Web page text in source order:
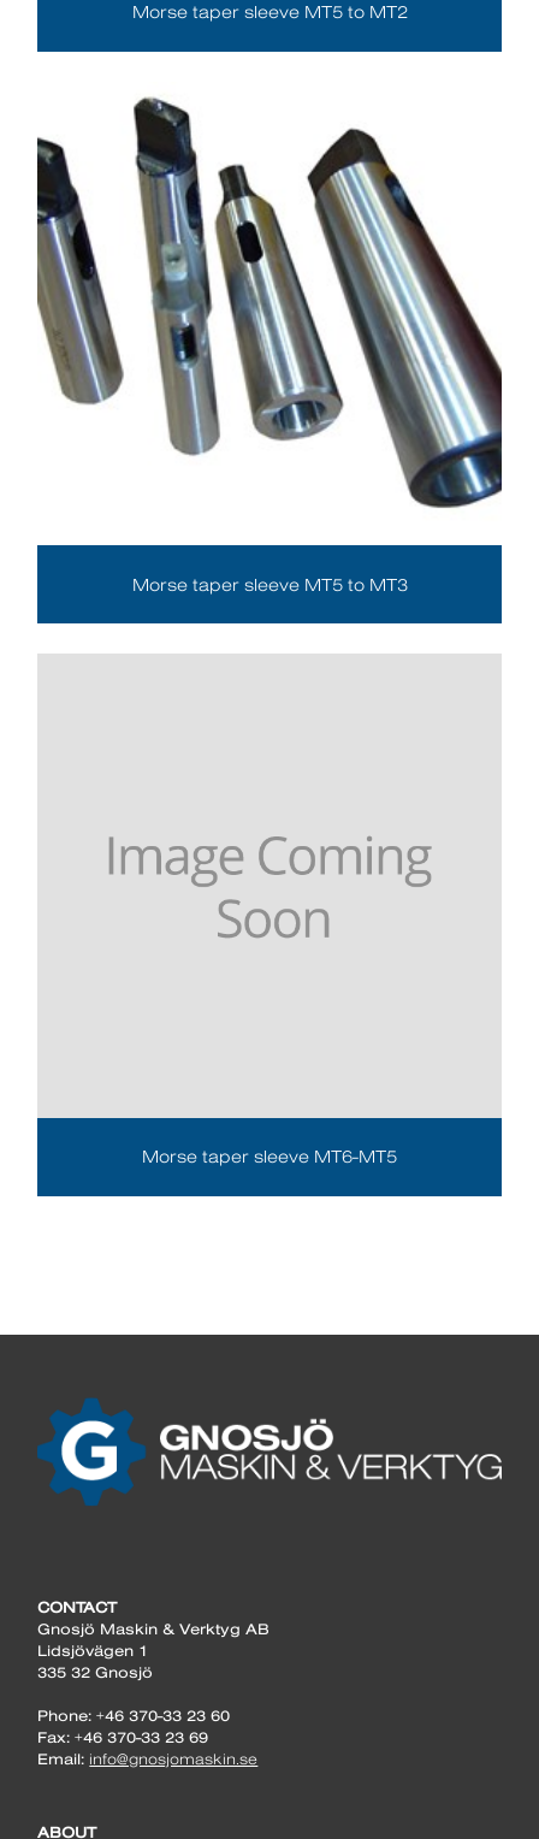
Morse taper sleeve MT5 to MT2
Morse taper sleeve MT5 to MT3
Morse taper sleeve MT6-MT5
CONTACT
Gnosjö Maskin & Verktyg AB
Lidsjövägen 1
335 32 Gnosjö
Phone: +46 370-33 23 60
Fax: +46 370-33 23 69
Email: info@gnosjomaskin.se
ABOUT